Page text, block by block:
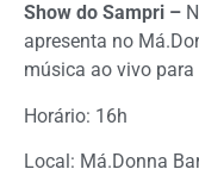
Show do Sampri –
apresenta no
música ao vivo
Horário: 16h
Local: Má.Donna